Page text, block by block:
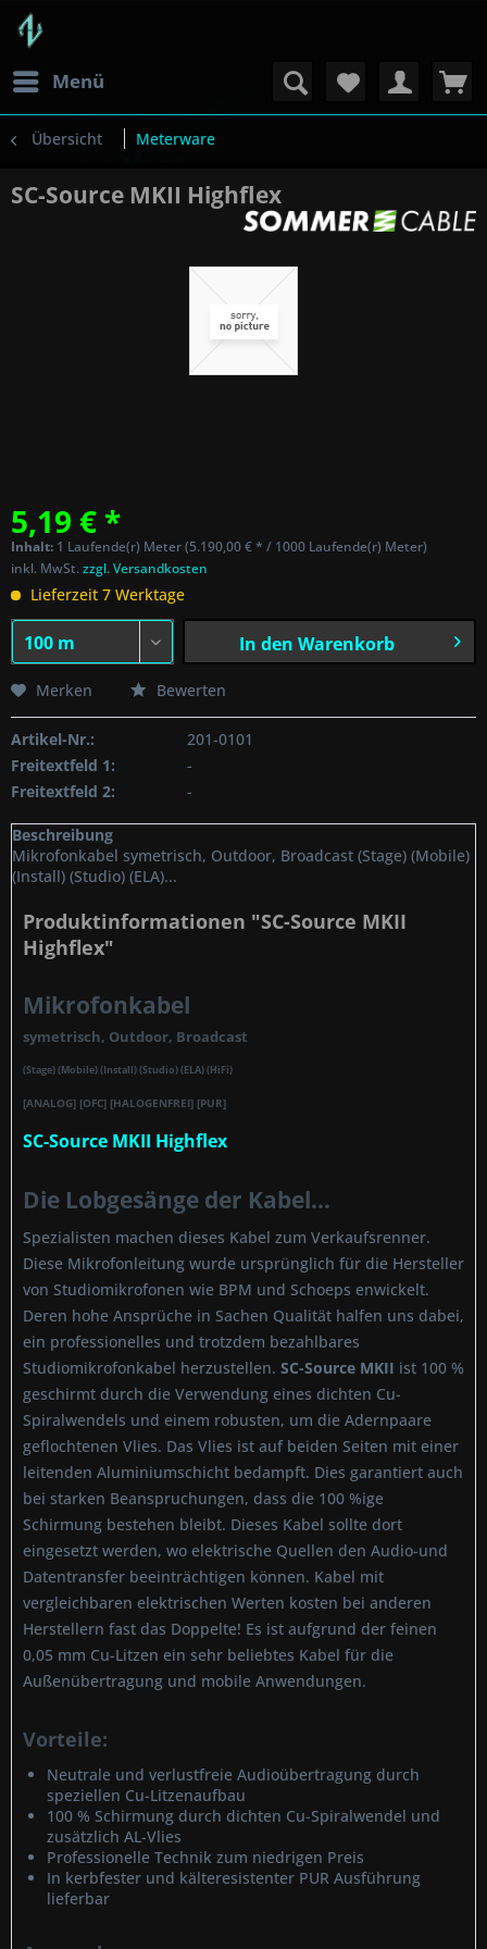
Menü
Übersicht Meterware
SC-Source MKII Highflex
5,19 € *
Inhalt: 1 Laufende(r) Meter (5.190,00 € * / 1000 Laufende(r) Meter)
inkl. MwSt.zzgl. Versandkosten
Lieferzeit 7 Werktage
In den Warenkorb
Merken Bewerten
Artikel-Nr.:
201-0101
Freitextfeld 1:
-
Freitextfeld 2:
-
Beschreibung
Mikrofonkabel symetrisch, Outdoor, Broadcast (Stage) (Mobile)
(Install) (Studio) (ELA)...
Produktinformationen "SC-Source MKII
Highflex"
Mikrofonkabel
symetrisch, Outdoor, Broadcast
(Stage) (Mobile) (Install) (Studio) (ELA) (HiFi)
[ANALOG] [OFC] [HALOGENFREI] [PUR]
SC-Source MKII Highflex
Die Lobgesänge der Kabel...
Spezialisten machen dieses Kabel zum Verkaufsrenner.
Diese Mikrofonleitung wurde ursprünglich für die Hersteller
von Studiomikrofonen wie BPM und Schoeps enwickelt.
Deren hohe Ansprüche in Sachen Qualität halfen uns dabei,
ein professionelles und trotzdem bezahlbares
Studiomikrofonkabel herzustellen. SC-Source MKII ist 100 %
geschirmt durch die Verwendung eines dichten Cu-
Spiralwendels und einem robusten, um die Adernpaare
geflochtenen Vlies. Das Vlies ist auf beiden Seiten mit einer
leitenden Aluminiumschicht bedampft. Dies garantiert auch
bei starken Beanspruchungen, dass die 100 %ige
Schirmung bestehen bleibt. Dieses Kabel sollte dort
eingesetzt werden, wo elektrische Quellen den Audio-und
Datentransfer beeinträchtigen können. Kabel mit
vergleichbaren elektrischen Werten kosten bei anderen
Herstellern fast das Doppelte! Es ist aufgrund der feinen
0,05 mm Cu-Litzen ein sehr beliebtes Kabel für die
Außenübertragung und mobile Anwendungen.
Vorteile:
Neutrale und verlustfreie Audioübertragung durch
speziellen Cu-Litzenaufbau
100 % Schirmung durch dichten Cu-Spiralwendel und
zusätzlich AL-Vlies
Professionelle Technik zum niedrigen Preis
In kerbfester und kälteresistenter PUR Ausführung
lieferbar